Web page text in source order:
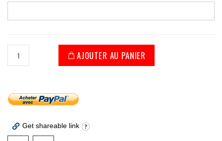
AJOUTER AU PANIER
Get shareable link